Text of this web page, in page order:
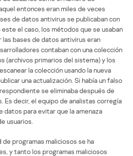
entonces eran miles de veces
de datos antivirus se publicaban con
el caso, los métodos que se usaban
las bases de datos antivirus eran
contaban con una colección
(archivos primarios del sistema) y los
la colección usando la nueva
una actualización. Si había un falso
se eliminaba después de
Es decir, el equipo de analistas corregía
datos para evitar que la amenaza
usuarios.
programas maliciosos se ha
y tanto los programas maliciosos